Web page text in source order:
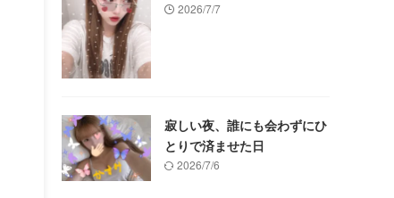
2026/7/7
寂しい夜、誰にも会わずにひ
とりで済ませた日
2026/7/6